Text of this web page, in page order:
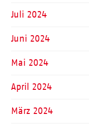
Juli 2024
Juni 2024
Mai 2024
April 2024
März 2024